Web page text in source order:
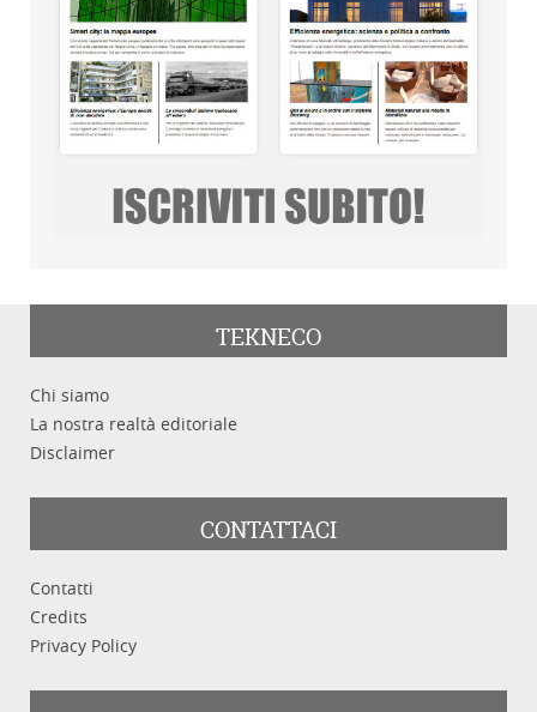
TEKNECO
Chi siamo
La nostra realtà editoriale
Disclaimer
CONTATTACI
Contatti
Credits
Privacy Policy